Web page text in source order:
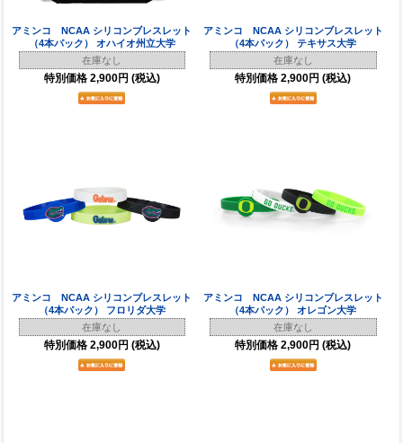
アミンコ NCAA シリコンブレスレット
（4本パック） オハイオ州立大学
在庫なし
特別価格 2,900円 (税込)
アミンコ NCAA シリコンブレスレット
（4本パック） テキサス大学
在庫なし
特別価格 2,900円 (税込)
アミンコ NCAA シリコンブレスレット
（4本パック） フロリダ大学
在庫なし
特別価格 2,900円 (税込)
アミンコ NCAA シリコンブレスレット
（4本パック） オレゴン大学
在庫なし
特別価格 2,900円 (税込)